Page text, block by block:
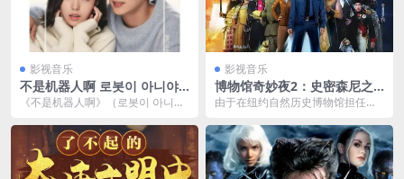
影视音乐
不是机器人啊 로봇이 아니야
(2017)网盘资源下载
《不是机器人啊》（로봇이 아니야,
剧，导演...
影视音乐
博物馆奇妙夜2：史密森尼之
战 (2009) 1080p BDRip 国英
由于在纽约自然历史博物馆担任警
en Still...